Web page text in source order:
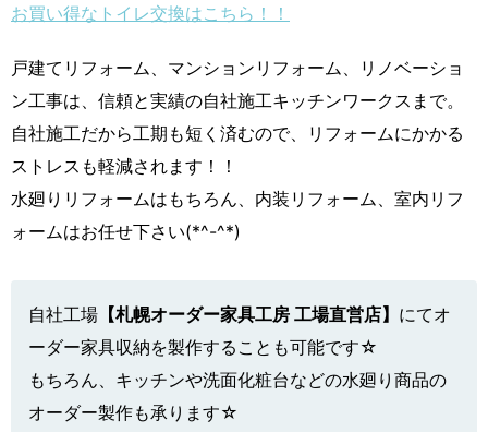
お買い得なトイレ交換はこちら！！
戸建てリフォーム、マンションリフォーム、リノベーショ
ン工事は、信頼と実績の自社施工キッチンワークスまで。
自社施工だから工期も短く済むので、リフォームにかかる
ストレスも軽減されます！！
水廻りリフォームはもちろん、内装リフォーム、室内リフ
ォームはお任せ下さい(*^-^*)
自社工場 【札幌オーダー家具工房 工場直営店】 にてオ
ーダー家具収納を製作することも可能です☆
もちろん、キッチンや洗面化粧台などの水廻り商品の
オーダー製作も承ります☆